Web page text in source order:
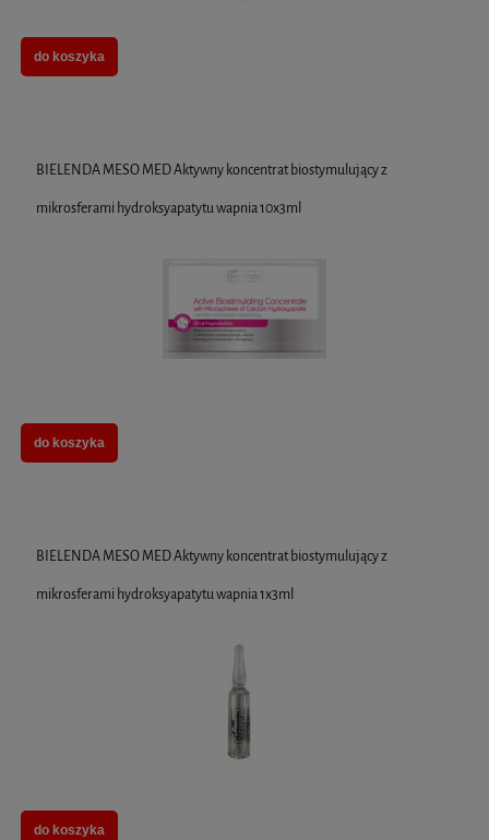
do koszyka
BIELENDA MESO MED Aktywny koncentrat biostymulujący z
mikrosferami hydroksyapatytu wapnia 10x3ml
do koszyka
BIELENDA MESO MED Aktywny koncentrat biostymulujący z
mikrosferami hydroksyapatytu wapnia 1x3ml
do koszyka